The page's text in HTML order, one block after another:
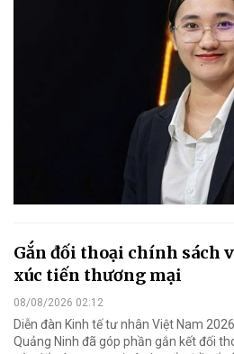
Gắn đối thoại chính sách
xúc tiến thương mại
08/08/2026 02:12
Diễn đàn Kinh tế tư nhân Việt Nam
Quảng Ninh đã góp phần gắn kết đối